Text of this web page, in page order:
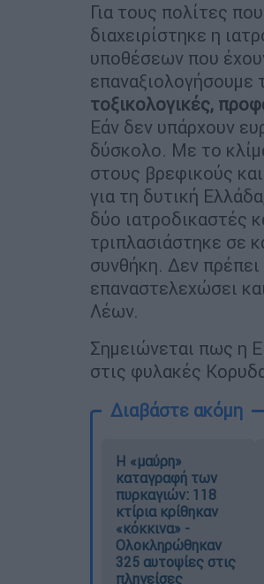
Για τους πολίτες
διαχειρίστηκε η
υποθέσεων που
επαναξιολογήσουμε
τοξικολογικές,
Εάν δεν υπάρχουν
δύσκολο. Με το
στους βρεφικούς
για τη δυτική
δύο ιατροδικαστές
τριπλασιάστηκε σε
συνθήκη. Δεν
επαναστελεχώσει
Λέων.
Σημειώνεται πως η
στις φυλακές
Διαβάστε ακόμη
Η «μαύρη»
καταγραφή των
πυρκαγιών: 118
κτίρια κρίθηκαν
«κόκκινα» -
Ολοκληρώθηκαν
325 αυτοψίες στις
πληγείσες